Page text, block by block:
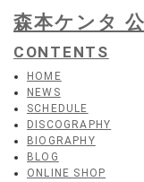
森本ケンタ
CONTENTS
HOME
NEWS
SCHEDULE
DISCOGRAPHY
BIOGRAPHY
BLOG
ONLINE SHOP